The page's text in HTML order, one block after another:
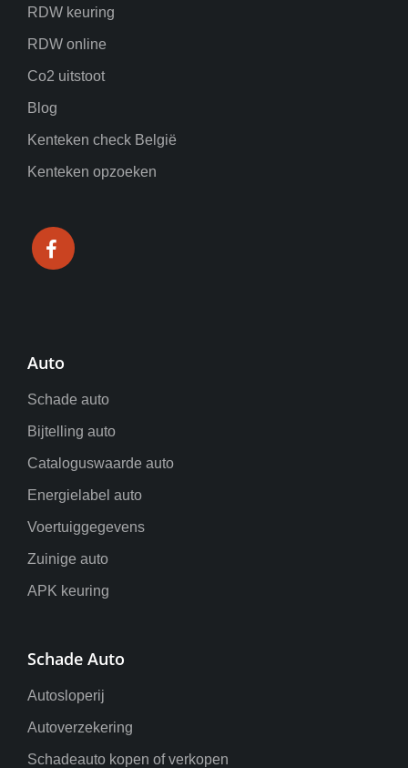
RDW keuring
RDW online
Co2 uitstoot
Blog
Kenteken check België
Kenteken opzoeken
Auto
Schade auto
Bijtelling auto
Cataloguswaarde auto
Energielabel auto
Voertuiggegevens
Zuinige auto
APK keuring
Schade Auto
Autosloperij
Autoverzekering
Schadeauto kopen of verkopen